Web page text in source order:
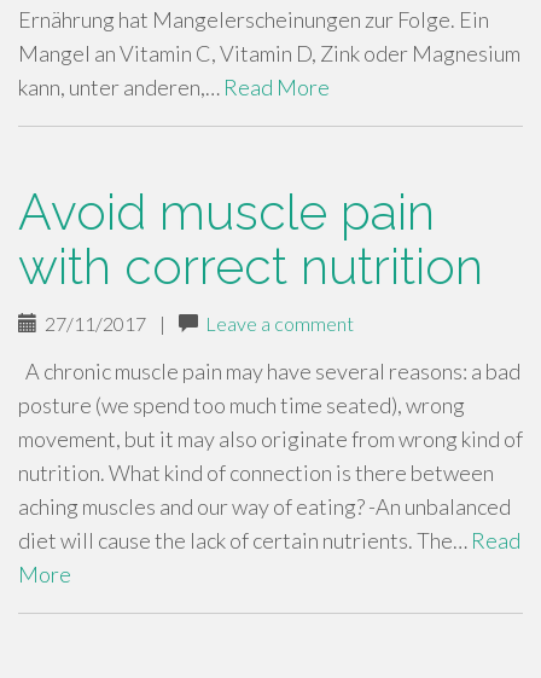
Ernährung hat Mangelerscheinungen zur Folge. Ein
Mangel an Vitamin C, Vitamin D, Zink oder Magnesium
kann, unter anderen,… Read More
Avoid muscle pain
with correct nutrition
27/11/2017 | Leave a comment
A chronic muscle pain may have several reasons: a bad
posture (we spend too much time seated), wrong
movement, but it may also originate from wrong kind of
nutrition. What kind of connection is there between
aching muscles and our way of eating? -An unbalanced
diet will cause the lack of certain nutrients. The… Read
More